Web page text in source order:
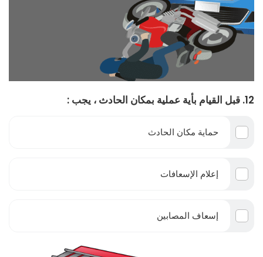
12. قبل القيام بأية عملية بمكان الحادث ، يجب :
حماية مكان الحادث
إعلام الإسعافات
إسعاف المصابين